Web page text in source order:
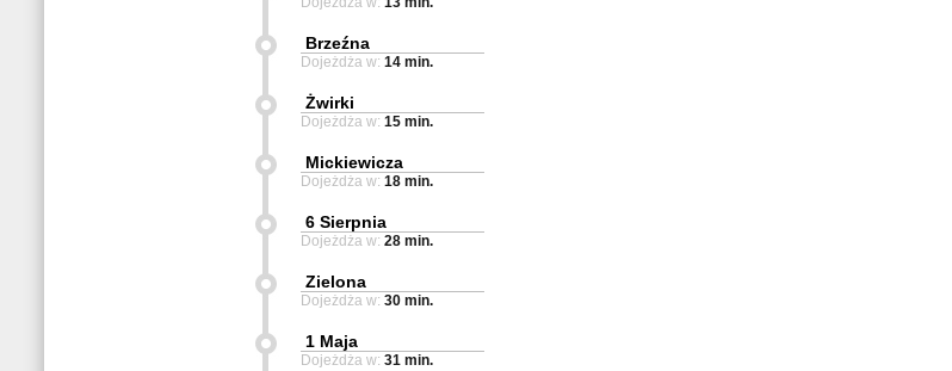
Brzeźna
Dojeżdża w: 14 min.
Żwirki
Dojeżdża w: 15 min.
Mickiewicza
Dojeżdża w: 18 min.
6 Sierpnia
Dojeżdża w: 28 min.
Zielona
Dojeżdża w: 30 min.
1 Maja
Dojeżdża w: 31 min.